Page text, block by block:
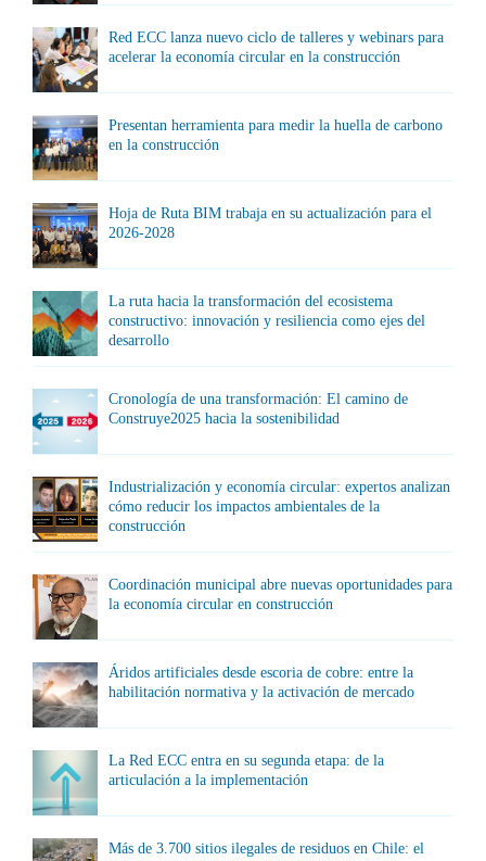
Red ECC lanza nuevo ciclo de talleres y webinars para
acelerar la economía circular en la construcción
Presentan herramienta para medir la huella de carbono
en la construcción
Hoja de Ruta BIM trabaja en su actualización para el
2026-2028
La ruta hacia la transformación del ecosistema
constructivo: innovación y resiliencia como ejes del
desarrollo
Cronología de una transformación: El camino de
Construye2025 hacia la sostenibilidad
Industrialización y economía circular: expertos analizan
cómo reducir los impactos ambientales de la
construcción
Coordinación municipal abre nuevas oportunidades para
la economía circular en construcción
Áridos artificiales desde escoria de cobre: entre la
habilitación normativa y la activación de mercado
La Red ECC entra en su segunda etapa: de la
articulación a la implementación
Más de 3.700 sitios ilegales de residuos en Chile: el